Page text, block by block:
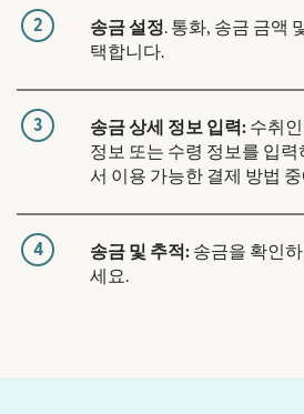
2 송금 설정. 통화, 송금 금액
택합니다.
3 송금 상세 정보 입력: 수취
정보 또는 수령 정보를 입력
서 이용 가능한 결제 방법
4 송금 및 추적: 송금을 확인
세요.